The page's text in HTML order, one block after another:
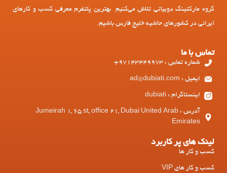
گروه مارکتینگ دوبیاتی تلاش می‌کنیم بهترین پلتفرم معرفی کسب و کارهای
ایرانی در کشورهای حاشیه خلیج فارس باشیم.
تماس با ما
شماره تماس : 97143449973+
ایمیل : ad@dubiati.com
اینستاگرام : dubiati
آدرس : Jumeirah 1, 65 st, office 21, Dubai United Arab
Emirates
لینک های پر کاربرد
کسب و کار ها
کسب و کار های VIP